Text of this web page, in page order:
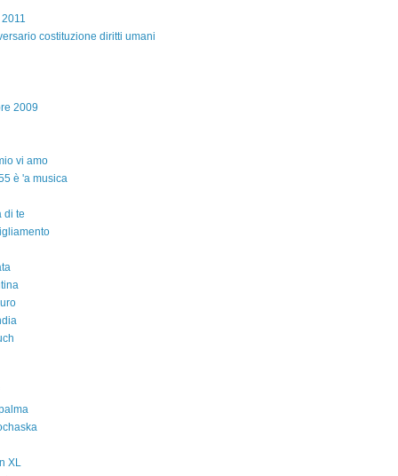
costituzione diritti umani
2009
vi amo
è 'a musica
di te
XL